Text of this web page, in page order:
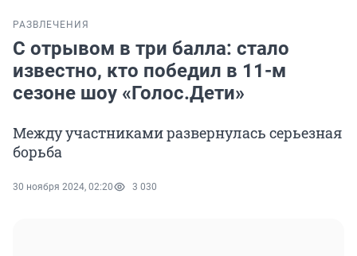
РАЗВЛЕЧЕНИЯ
С отрывом в три балла: стало
известно, кто победил в 11-м
сезоне шоу «Голос.Дети»
Между участниками развернулась серьезная
борьба
30 ноября 2024, 02:20 3 030